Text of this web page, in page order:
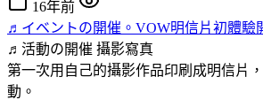
16年前
♬イベントの開催。VOW明信片初體驗
♬活動の開催 攝影寫真
第一次用自己的攝影作品印刷成明信片
動。